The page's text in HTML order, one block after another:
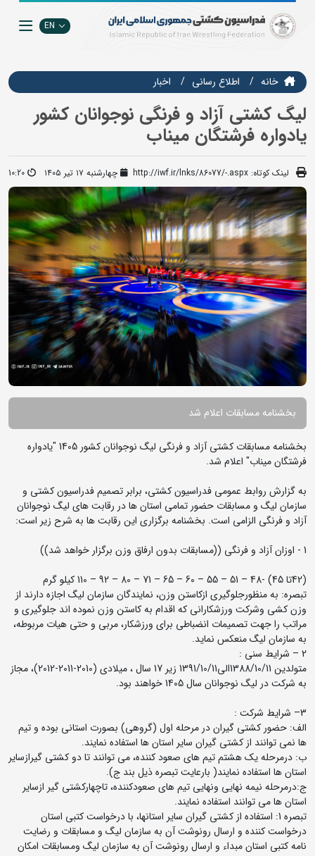
EN
خانه اطلاع رسانی اخبار
لیگ کشتی آزاد و فرنگی نوجوانان کشور
یادواره فرشتگان میناب
لینک کوتاه: http://iwf.ir/lnks/86077/-.aspx چهارشنبه ۱۷ تیر ۱۴۰۵ 10:20
بخشنامه مسابقات اعلام شد
بخشنامه مسابقات کشتی آزاد و فرنگی لیگ نوجوانان کشور 1405 "یادواره
فرشتگان میناب" اعلام شد.
به گزارش روابط عمومی فدراسیون کشتی، برابر تصمیم فدراسیون کشتی و
سازمان لیگ و مسابقات حضور تمامی استان ها در رقابت های لیگ نوجوانان
آزاد و فرنگی الزامی است. بخشنامه برگزاری این رقابت ها به شرح زیر است:
1 - اوزان آزاد و فرنگی ((مسابقات بدون ارفاق وزن برگزار خواهد شد))
(42تا 45) -48 – 51 – 55 – 60 – 65 – 71 – 80 – 92 – 110 کیلو گرم
تبصره: به منظورجلوگیری ازکاستن وزن، نمایندگان سازمان لیگ اجازه دارند از
وزن کشی وشرکت ورزشکارانی که اقدام به کاستن وزن نموده اند جلوگیری و
مراتب را جهت تصمیمات انضباطی برای ورزشکار، مربی و حتی هیات مربوطه،
به سازمان لیگ منعکس نماید.
2 – شرایط سنی :
متولدین 1388/10/11الی1391/10/11 زیر 17 سال ، میلادی (2010-2011-2012)، مجاز
به شرکت در لیگ نوجوانان سال 1405 خواهند بود.
3– شرایط شرکت :
الف: حضور کشتی گیران در مرحله اول (گروهی) بصورت استانی بوده و تیم
ها نمی توانند از کشتی گیران سایر استان ها استفاده نمایند.
ب: درمرحله یک هشتم تیم های صعود کننده، می توانند تا دو کشتی گیرازسایر
استان ها استفاده نمایند( بارعایت تبصره ذیل بند ج).
ج:درمرحله نیمه نهایی ونهایی تیم های صعودکننده، تاچهارکشتی گیر ازسایر
استان ها می توانند استفاده نمایند.
تبصره 1: استفاده از کشتی گیران سایر استانها، با درخواست کتبی استان
درخواست کننده و ارسال رونوشت آن به سازمان لیگ و مسابقات و رضایت
نامه کتبی استان مبداء و ارسال رونوشت آن به سازمان لیگ ومسابقات امکان